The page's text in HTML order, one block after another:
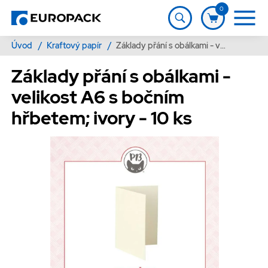
0
Úvod / Kraftový papír / Základy přání s obálkami - velikost A6 s bočním hřbetem; ivory - 10 ks
Základy přání s obálkami -
velikost A6 s bočním
hřbetem; ivory - 10 ks